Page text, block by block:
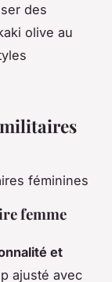
des
olive au
militaires
femme
et
ajusté avec